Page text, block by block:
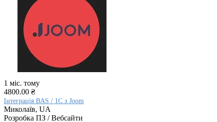
1 міс. тому
4800.00 ₴
Інтеграція BAS / 1C з Joom
Миколаїв, UA
Розробка ПЗ / Вебсайти